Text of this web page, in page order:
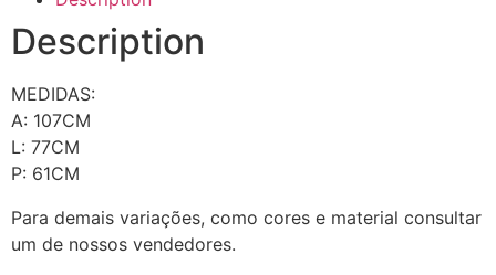
Description
MEDIDAS:
A: 107CM
L: 77CM
P: 61CM
Para demais variações, como cores e material consultar
um de nossos vendedores.